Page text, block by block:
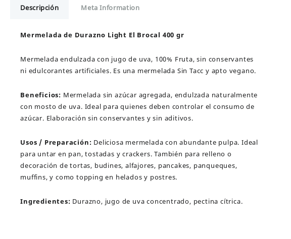
El
400
Descripción Meta Information
Mermelada de Durazno Light El Brocal 400 gr
Mermelada endulzada con jugo de uva, 100% Fruta, sin conservantes
ni edulcorantes artificiales. Es una mermelada Sin Tacc y apto vegano.
Beneficios: Mermelada sin azúcar agregada, endulzada naturalmente
con mosto de uva. Ideal para quienes deben controlar el consumo de
azúcar. Elaboración sin conservantes y sin aditivos.
Usos / Preparación: Deliciosa mermelada con abundante pulpa. Ideal
para untar en pan, tostadas y crackers. También para relleno o
decoración de tortas, budines, alfajores, pancakes, panqueques,
muffins, y como topping en helados y postres.
Ingredientes: Durazno, jugo de uva concentrado, pectina cítrica.